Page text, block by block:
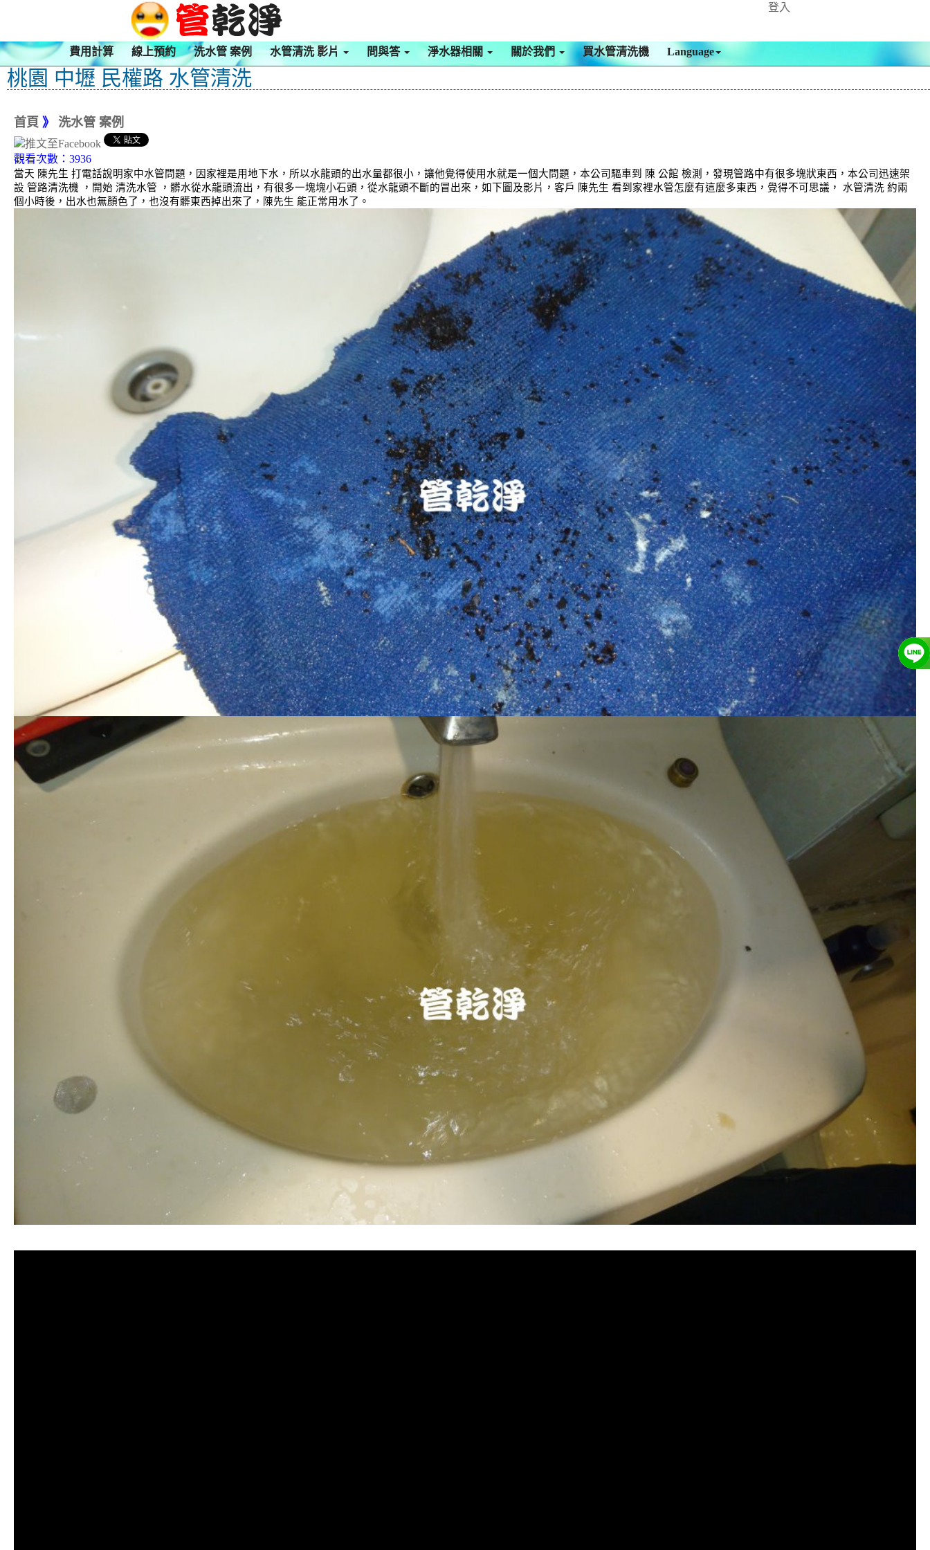
登入
費用計算 線上預約 洗水管 案例 水管清洗 影片 問與答 淨水器相關 關於我們 買水管清洗機 Language
桃園 中壢 民權路 水管清洗
首頁 》 洗水管 案例
觀看次數：3936
當天 陳先生 打電話說明家中水管問題，因家裡是用地下水，所以水龍頭的出水量都很小，讓他覺得使用水就是一個大問題，本公司驅車到 陳 公館 檢測，發現管路中有很多塊狀東西，本公司迅速架
設 管路清洗機 ，開始 清洗水管 ，髒水從水龍頭流出，有很多一塊塊小石頭，從水龍頭不斷的冒出來，如下圖及影片，客戶 陳先生 看到家裡水管怎麼有這麼多東西，覺得不可思議， 水管清洗 約兩
個小時後，出水也無顏色了，也沒有髒東西掉出來了，陳先生 能正常用水了。